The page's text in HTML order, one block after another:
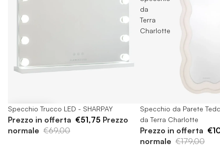
-25%
Specchio Trucco LED - SHARPAY
Prezzo in offerta €51,75 Prezzo
normale €69,00
da
Terra
Charlotte
Esaurito
Specchio da Parete
da Terra Charlotte
Prezzo in offerta
normale €179,00